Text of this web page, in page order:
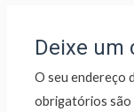
Deixe um
O seu endereço
obrigatórios são